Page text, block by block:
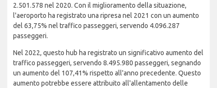
2.501.578 nel 2020. Con il miglioramento della situazione,
l'aeroporto ha registrato una ripresa nel 2021 con un aumento
del 63,75% nel traffico passeggeri, servendo 4.096.287
passeggeri.
Nel 2022, questo hub ha registrato un significativo aumento del
traffico passeggeri, servendo 8.495.980 passeggeri, segnando
un aumento del 107,41% rispetto all'anno precedente. Questo
aumento potrebbe essere attribuito all'allentamento delle